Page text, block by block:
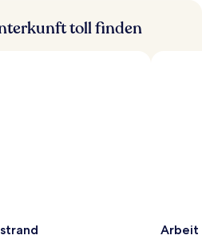
toll finden
Arbeit